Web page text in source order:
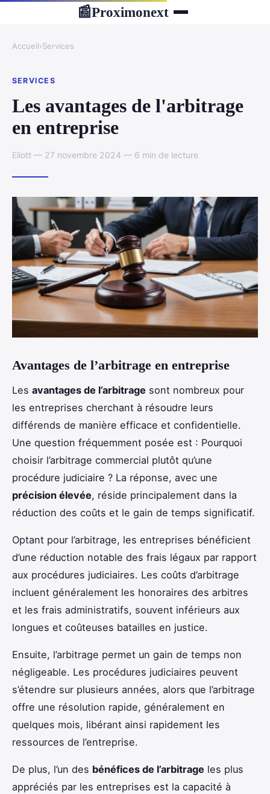
📰Proximonext
Accueil›Services
SERVICES
Les avantages de l'arbitrage
en entreprise
Eliott — 27 novembre 2024 — 6 min de lecture
Avantages de l’arbitrage en entreprise
Les avantages de l’arbitrage sont nombreux pour
les entreprises cherchant à résoudre leurs
différends de manière efficace et confidentielle.
Une question fréquemment posée est : Pourquoi
choisir l’arbitrage commercial plutôt qu’une
procédure judiciaire ? La réponse, avec une
précision élevée, réside principalement dans la
réduction des coûts et le gain de temps significatif.
Optant pour l’arbitrage, les entreprises bénéficient
d’une réduction notable des frais légaux par rapport
aux procédures judiciaires. Les coûts d’arbitrage
incluent généralement les honoraires des arbitres
et les frais administratifs, souvent inférieurs aux
longues et coûteuses batailles en justice.
Ensuite, l’arbitrage permet un gain de temps non
négligeable. Les procédures judiciaires peuvent
s’étendre sur plusieurs années, alors que l’arbitrage
offre une résolution rapide, généralement en
quelques mois, libérant ainsi rapidement les
ressources de l’entreprise.
De plus, l’un des bénéfices de l’arbitrage les plus
appréciés par les entreprises est la capacité à